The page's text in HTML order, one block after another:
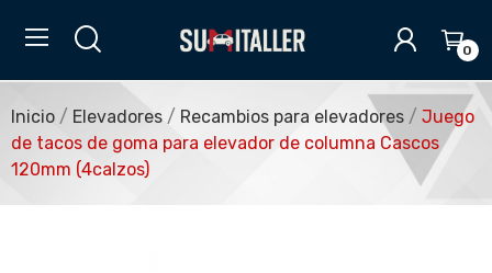
0
Inicio Elevadores Recambios para elevadores
Juego
de tacos de goma para elevador de columna Cascos
120mm (4calzos)